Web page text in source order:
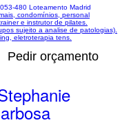
480 Loteamento Madrid
condomínios, personal
e instrutor de pilates.
sujeito a analise de patologias).
eletroterapia tens.
Pedir orçamento